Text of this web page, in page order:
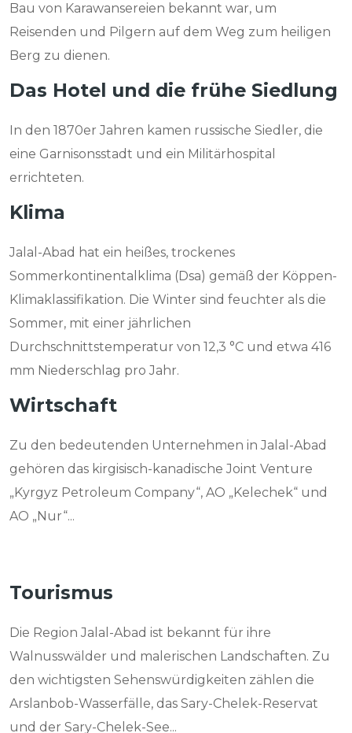
Bau von Karawansereien bekannt war, um
Reisenden und Pilgern auf dem Weg zum heiligen
Berg zu dienen.
Das Hotel und die frühe Siedlung
In den 1870er Jahren kamen russische Siedler, die
eine Garnisonsstadt und ein Militärhospital
errichteten.
Klima
Jalal-Abad hat ein heißes, trockenes
Sommerkontinentalklima (Dsa) gemäß der Köppen-
Klimaklassifikation. Die Winter sind feuchter als die
Sommer, mit einer jährlichen
Durchschnittstemperatur von 12,3 °C und etwa 416
mm Niederschlag pro Jahr.
Wirtschaft
Zu den bedeutenden Unternehmen in Jalal-Abad
gehören das kirgisisch-kanadische Joint Venture
„Kyrgyz Petroleum Company“, AO „Kelechek“ und
AO „Nur“...
Tourismus
Die Region Jalal-Abad ist bekannt für ihre
Walnusswälder und malerischen Landschaften. Zu
den wichtigsten Sehenswürdigkeiten zählen die
Arslanbob-Wasserfälle, das Sary-Chelek-Reservat
und der Sary-Chelek-See...